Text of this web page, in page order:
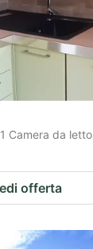
Camera da letto
offerta